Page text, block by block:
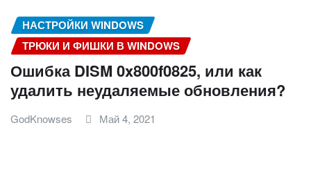
НАСТРОЙКИ WINDOWS
ТРЮКИ И ФИШКИ В WINDOWS
Ошибка DISM 0x800f0825, или как
удалить неудаляемые обновления?
GodKnowses Май 4, 2021